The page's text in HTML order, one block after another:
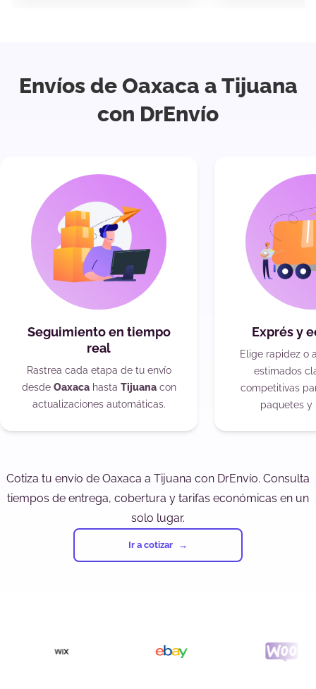
Envíos de Oaxaca a Tijuana
con DrEnvío
Seguimiento en tiempo
real
Rastrea cada etapa de tu envío
desde Oaxacahasta Tijuanacon
actualizaciones automáticas.
Exprés y
Elige rapidez o
estimados
competitivas
paquetes y
Cotiza tu envío de Oaxaca a Tijuana con DrEnvío. Consulta
tiempos de entrega, cobertura y tarifas económicas en un
solo lugar.
Ir a cotizar